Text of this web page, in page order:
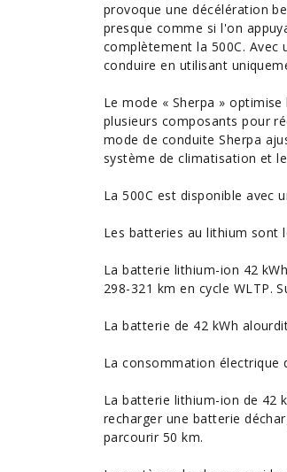
provoque une décélération
presque comme si l'on
complètement la 500C. Avec
conduire en utilisant
Le mode « Sherpa »
plusieurs composants pour
mode de conduite Sherpa
système de climatisation et
La 500C est disponible avec
Les batteries au lithium sont
La batterie lithium-ion 42
298-321 km en cycle WLTP.
La batterie de 42 kWh
La consommation électrique
La batterie lithium-ion de 42
recharger une batterie
parcourir 50 km.